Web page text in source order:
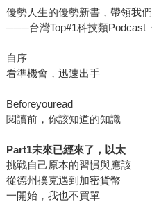
優勢人生的優勢新書，帶領我
───台灣Top#1科技類Podcast
自序
看準機會，迅速出手
Beforeyouread
閱讀前，你該知道的知識
Part1未來已經來了，以太
挑戰自己原本的習慣與應該
從德州撲克遇到加密貨幣
一開始，我也不買單